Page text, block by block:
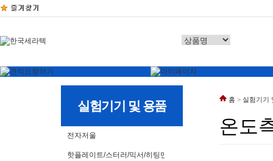
실험기기 및 용품
전자저울
핫플레이트/스터러/믹서/히팅맨틀
홈 > 실험기기
온도